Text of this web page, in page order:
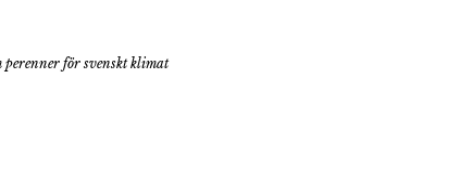
för svenskt klimat